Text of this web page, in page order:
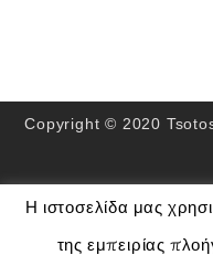
Copyright © 2020
Η ιστοσελίδα μας
της εμπειρίας